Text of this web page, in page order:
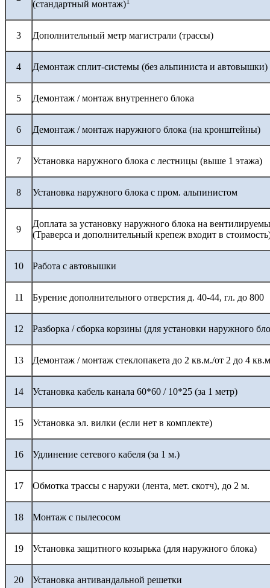
(стандартный монтаж)
3 Дополнительный метр магистрали (трассы)
4 Демонтаж сплит-системы (без альпиниста и автовышки)
5 Демонтаж / монтаж внутреннего блока
6 Демонтаж / монтаж наружного блока (на кронштейны)
7 Установка наружного блока с лестницы (выше 1 этажа)
8 Установка наружного блока с пром. альпинистом
9
Доплата за установку наружного блока на
(Траверса и дополнительный крепеж входит в
10 Работа с автовышки
11 Бурение дополнительного отверстия д. 40-44, гл. до 800
12 Разборка / сборка корзины (для установки наружного
13 Демонтаж / монтаж стеклопакета до 2 кв.м./от 2 до 4
14 Установка кабель канала 60*60 / 10*25 (за 1 метр)
15 Установка эл. вилки (если нет в комплекте)
16 Удлинение сетевого кабеля (за 1 м.)
17 Обмотка трассы с наружи (лента, мет. скотч), до 2 м.
18 Монтаж с пылесосом
19 Установка защитного козырька (для наружного блока)
20 Установка антивандальной решетки